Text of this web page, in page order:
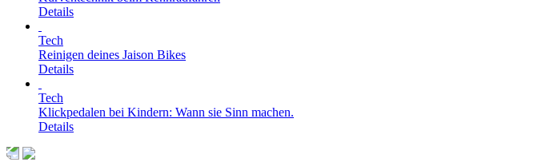
Details
Tech
Reinigen deines Jaison Bikes
Details
Tech
Klickpedalen bei Kindern: Wann sie Sinn machen.
Details